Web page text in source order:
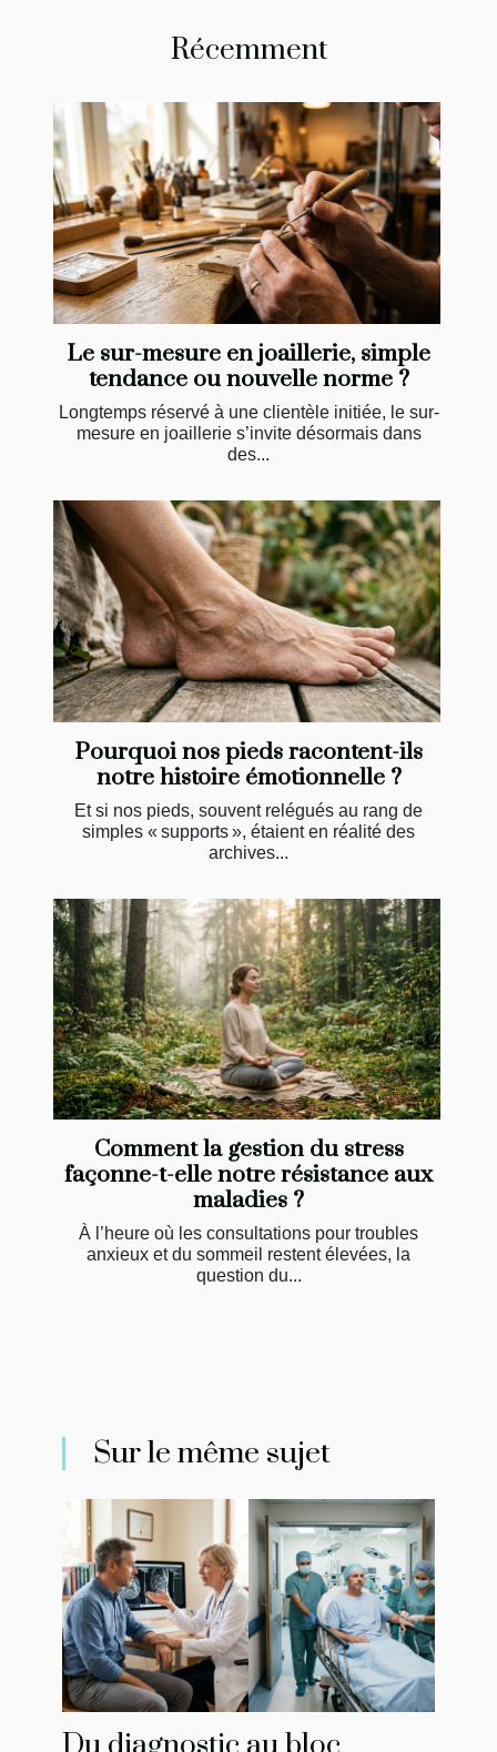
Récemment
Le sur-mesure en joaillerie, simple
tendance ou nouvelle norme ?
Longtemps réservé à une clientèle initiée, le sur-
mesure en joaillerie s’invite désormais dans
des...
Pourquoi nos pieds racontent-ils
notre histoire émotionnelle ?
Et si nos pieds, souvent relégués au rang de
simples « supports », étaient en réalité des
archives...
Comment la gestion du stress
façonne-t-elle notre résistance aux
maladies ?
À l’heure où les consultations pour troubles
anxieux et du sommeil restent élevées, la
question du...
Sur le même sujet